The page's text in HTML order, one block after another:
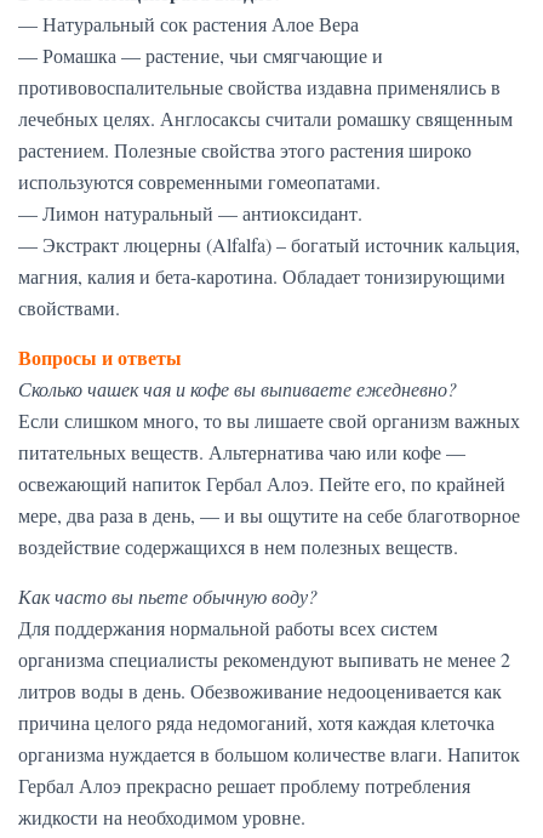
— Натуральный сок растения Алое Вера
— Ромашка — растение, чьи смягчающие и
противовоспалительные свойства издавна применялись в
лечебных целях. Англосаксы считали ромашку священным
растением. Полезные свойства этого растения широко
используются современными гомеопатами.
— Лимон натуральный — антиоксидант.
— Экстракт люцерны (Alfalfa) – богатый источник кальция,
магния, калия и бета-каротина. Обладает тонизирующими
свойствами.
Вопросы и ответы
Сколько чашек чая и кофе вы выпиваете ежедневно?
Если слишком много, то вы лишаете свой организм важных
питательных веществ. Альтернатива чаю или кофе —
освежающий напиток Гербал Алоэ. Пейте его, по крайней
мере, два раза в день, — и вы ощутите на себе благотворное
воздействие содержащихся в нем полезных веществ.
Как часто вы пьете обычную воду?
Для поддержания нормальной работы всех систем
организма специалисты рекомендуют выпивать не менее 2
литров воды в день. Обезвоживание недооценивается как
причина целого ряда недомоганий, хотя каждая клеточка
организма нуждается в большом количестве влаги. Напиток
Гербал Алоэ прекрасно решает проблему потребления
жидкости на необходимом уровне.